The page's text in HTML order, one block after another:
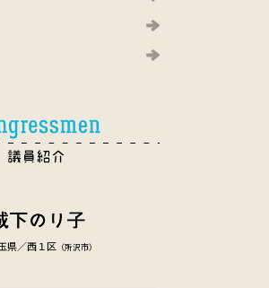
県／西１区 （所沢市）